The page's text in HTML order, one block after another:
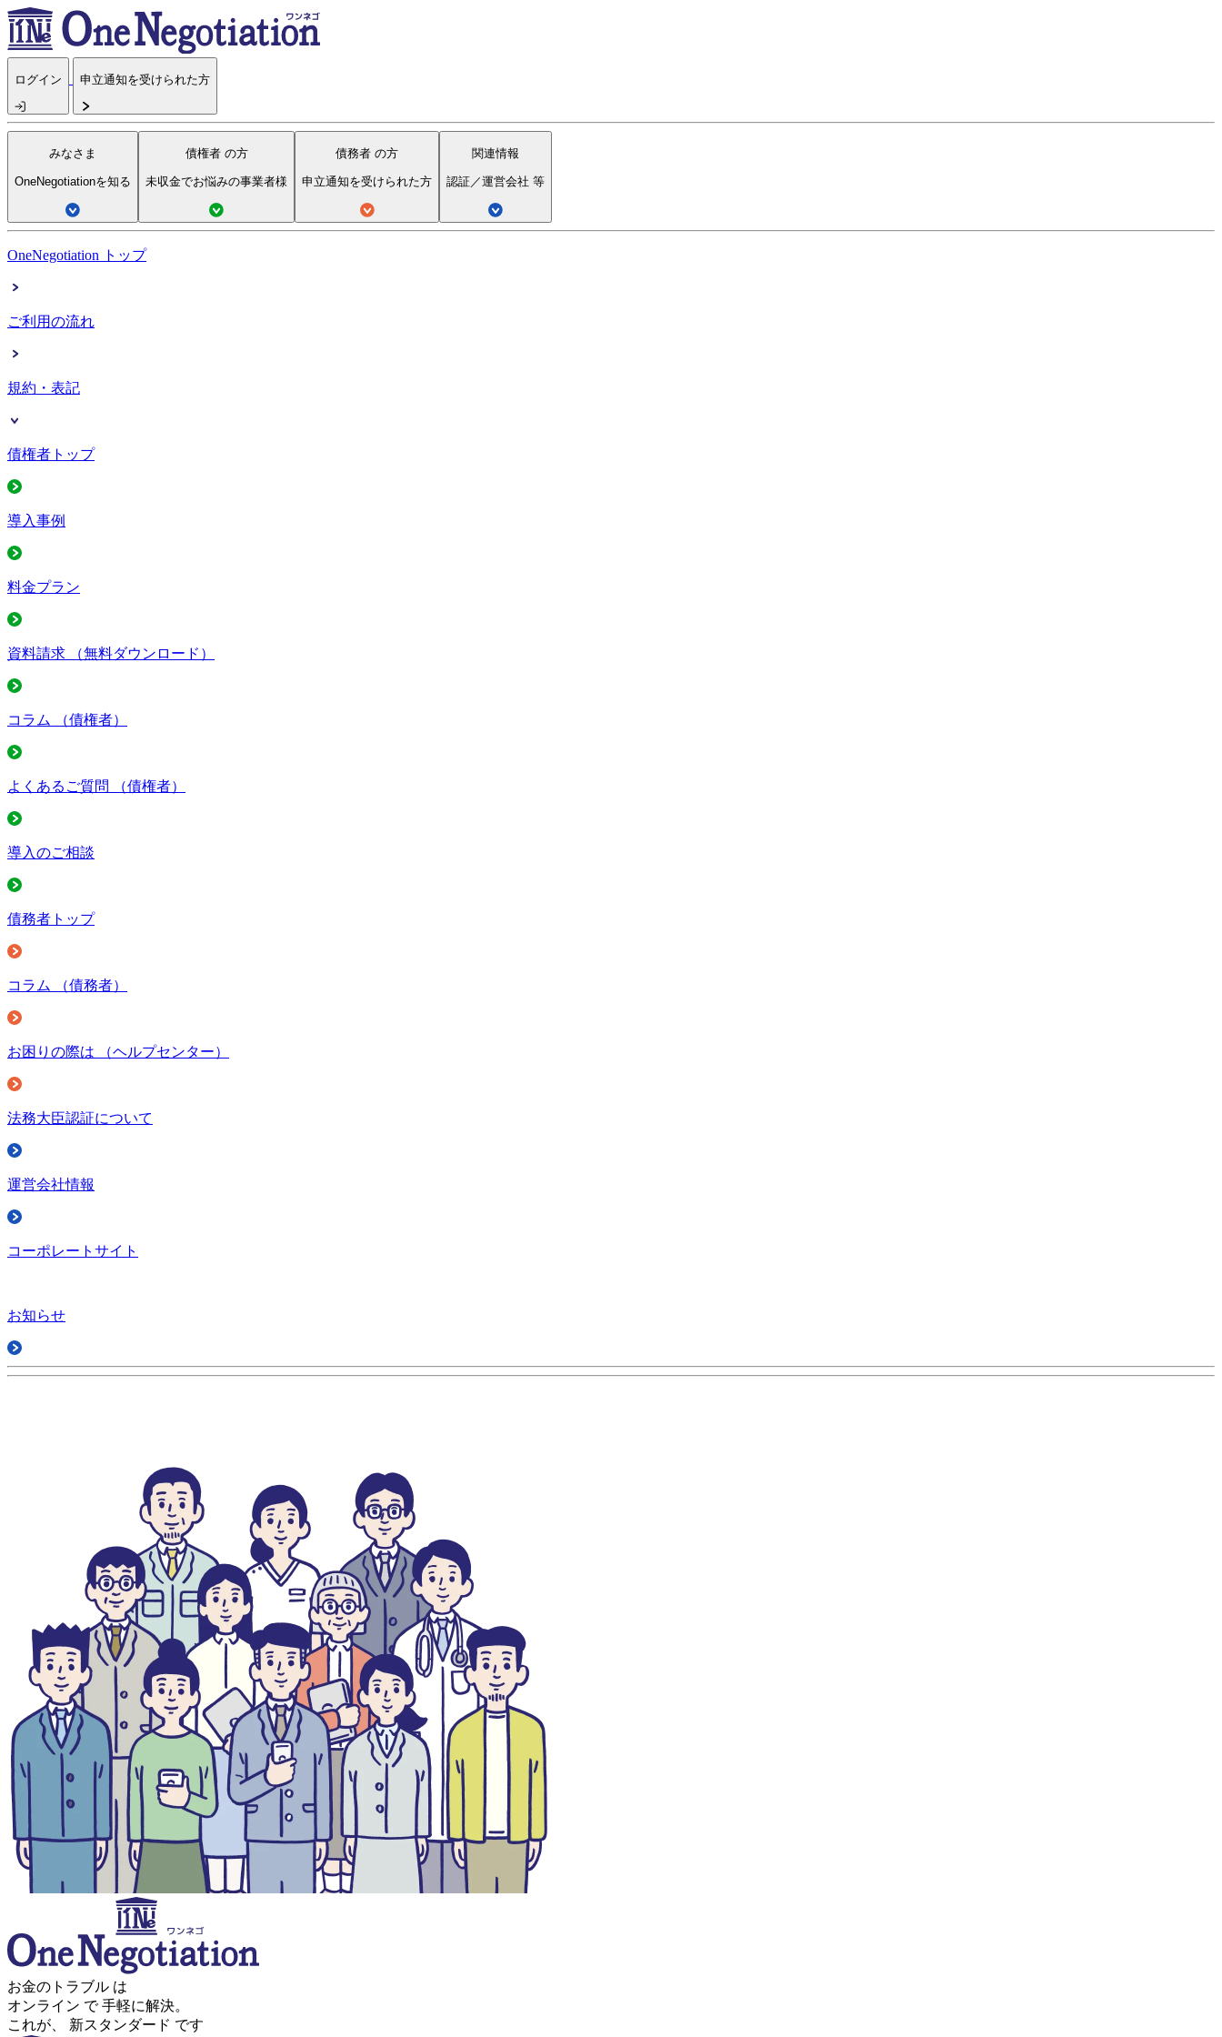
ログイン 申立通知を受けられた方
みなさま
OneNegotiationを知る
債権者 の方
未収金でお悩みの事業者様
債務者 の方
申立通知を受けられた方
関連情報
認証／運営会社 等
OneNegotiation トップ
ご利用の流れ
規約・表記
債権者トップ
導入事例
料金プラン
資料請求 （無料ダウンロード）
コラム （債権者）
よくあるご質問 （債権者）
導入のご相談
債務者トップ
コラム （債務者）
お困りの際は （ヘルプセンター）
法務大臣認証について
運営会社情報
コーポレートサイト
お知らせ
お金のトラブル は
オンライン で手軽に解決。
これが、 新スタンダード です